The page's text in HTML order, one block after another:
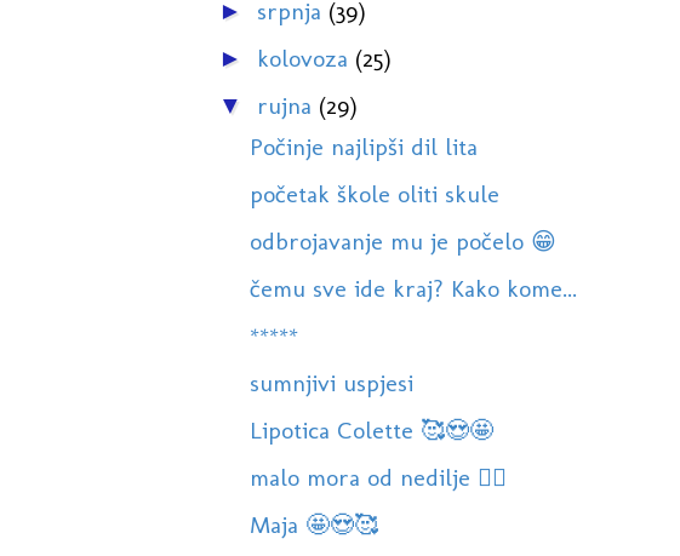
► srpnja (39)
► kolovoza (25)
▼ rujna (29)
Počinje najlipši dil lita
početak škole oliti skule
odbrojavanje mu je počelo 😁
čemu sve ide kraj? Kako kome...
*****
sumnjivi uspjesi
Lipotica Colette 🥰😍🤩
malo mora od nedilje 🏊‍♀️
Maja 🤩😍🥰